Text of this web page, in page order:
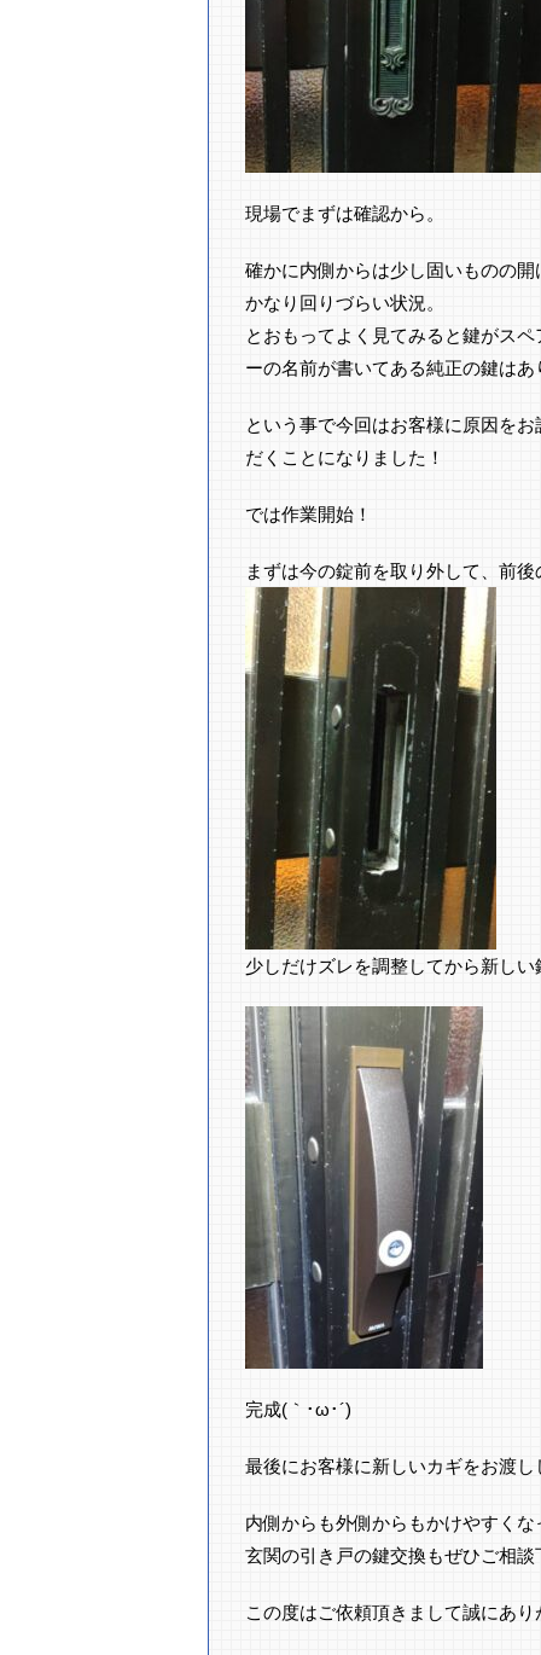
現場でまずは確認から。
確かに内側からは少し固いものの
かなり回りづらい状況。
とおもってよく見てみると鍵がス
ーの名前が書いてある純正の鍵は
という事で今回はお客様に原因を
だくことになりました！
では作業開始！
まずは今の錠前を取り外して、前
少しだけズレを調整してから新し
完成(｀･ω･´)ゞ
最後にお客様に新しいカギをお渡
内側からも外側からもかけやすく
玄関の引き戸の鍵交換もぜひご相談
この度はご依頼頂きまして誠にあ